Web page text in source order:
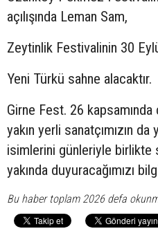
açılışında Leman Sam,
Zeytinlik Festivalinin 30
Yeni Türkü sahne alacaktır.
Girne Fest. 26
yakın yerli sanatçımızın da
isimlerini günleriyle birlikte
yakında duyuracağımızı
Bu haber toplam 2026 defa